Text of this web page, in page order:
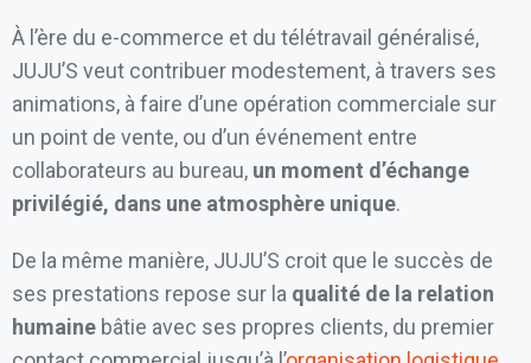
À l’ère du e-commerce et du télétravail généralisé,
JUJU’S veut contribuer modestement, à travers ses
animations, à faire d’une opération commerciale sur
un point de vente, ou d’un événement entre
collaborateurs au bureau, un moment d’échange
privilégié, dans une atmosphère unique.
De la même manière, JUJU’S croit que le succès de
ses prestations repose sur la qualité de la relation
humaine bâtie avec ses propres clients, du premier